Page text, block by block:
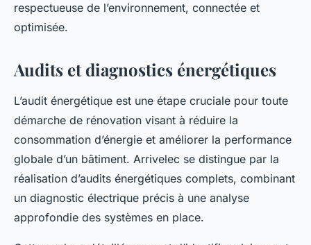
respectueuse de l’environnement, connectée et
optimisée.
Audits et diagnostics énergétiques
L’audit énergétique est une étape cruciale pour toute
démarche de rénovation visant à réduire la
consommation d’énergie et améliorer la performance
globale d’un bâtiment. Arrivelec se distingue par la
réalisation d’audits énergétiques complets, combinant
un diagnostic électrique précis à une analyse
approfondie des systèmes en place.